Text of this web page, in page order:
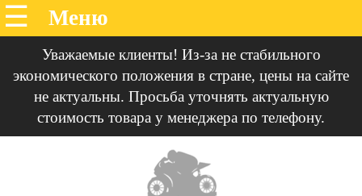
Уважаемые клиенты! Из-за не стабильного
экономического положения в стране, цены на сайте
не актуальны. Просьба уточнять актуальную
стоимость товара у менеджера по телефону.